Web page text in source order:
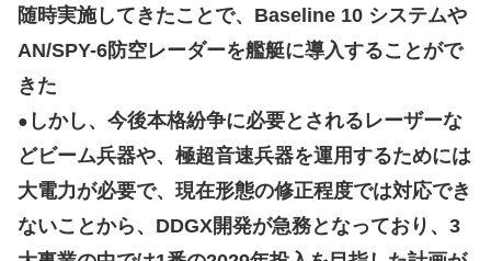
随時実施してきたことで、Baseline 10 システムや
AN/SPY-6防空レーダーを艦艇に導入することがで
きた
● しかし、今後本格紛争に必要とされるレーザーな
どビーム兵器や、極超音速兵器を運用するためには
大電力が必要で、現在形態の修正程度では対応でき
ないことから、DDGX開発が急務となっており、3